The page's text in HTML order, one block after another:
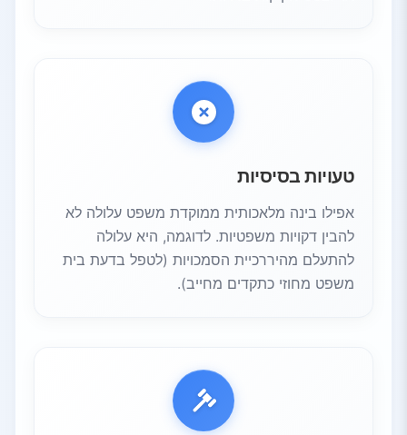
טעויות בסיסיות
אפילו בינה מלאכותית ממוקדת משפט עלולה לא
להבין דקויות משפטיות. לדוגמה, היא עלולה
להתעלם מהיררכיית הסמכויות (לטפל בדעת בית
משפט מחוזי כתקדים מחייב).